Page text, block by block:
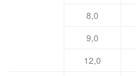
8,0
9,0
12,0